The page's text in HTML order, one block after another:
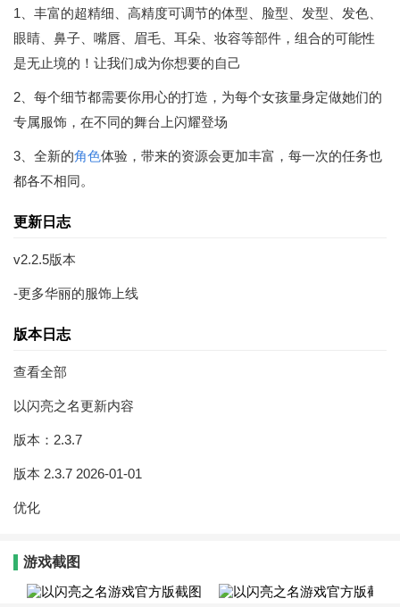
1、丰富的超精细、高精度可调节的体型、脸型、发型、发色、
眼睛、鼻子、嘴唇、眉毛、耳朵、妆容等部件，组合的可能性
是无止境的！让我们成为你想要的自己
2、每个细节都需要你用心的打造，为每个女孩量身定做她们的
专属服饰，在不同的舞台上闪耀登场
3、全新的角色体验，带来的资源会更加丰富，每一次的任务也
都各不相同。
更新日志
v2.2.5版本
-更多华丽的服饰上线
版本日志
查看全部
以闪亮之名更新内容
版本：2.3.7
版本 2.3.7 2026-01-01
优化
游戏截图